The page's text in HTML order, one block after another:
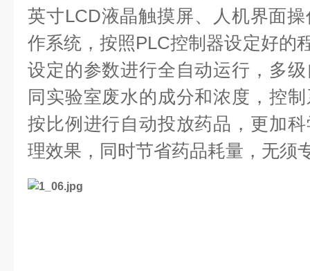
英寸LCD液晶触摸屏、
人机界面
作系统，按照PLC控制器设定好的
设定的参数进行全自动运行，多
同实验室废水的成分和浓度，控
按比例进行自动投放药品，更加
理效果，同时节省药品耗量，无须